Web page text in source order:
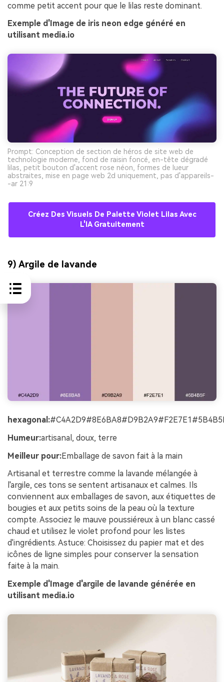
comme petit accent pour que le lilas reste dominant.
Exemple d'Image de iris neon edge généré en
utilisant media.io
Prompt: Conception de section de héros de site web de
technologie moderne, fond de raisin foncé, en-tête dégradé
lilas, petit bouton d'accent rose néon, formes de lueur
abstraites, mise en page web 2d uniquement, pas d'appareils-
-ar 21:9
Créez Des Visuels De Palette Violet Lilas Avec
L'IA Gratuitement
9) Argile de lavande
hexagonal:
Humeur:artisanal, doux, terre
Meilleur pour:Emballage de savon fait à la main
Artisanal et terrestre comme la lavande mélangée à
l'argile, ces tons se sentent artisanaux et calmes. Ils
conviennent aux emballages de savon, aux étiquettes de
bougies et aux petits soins de la peau où la texture
compte. Associez le mauve poussiéreux à un blanc cassé
chaud et utilisez le violet profond pour les listes
d'ingrédients. Astuce: Choisissez du papier mat et des
icônes de ligne simples pour conserver la sensation
faite à la main.
Exemple d'Image d'argile de lavande générée en
utilisant media.io